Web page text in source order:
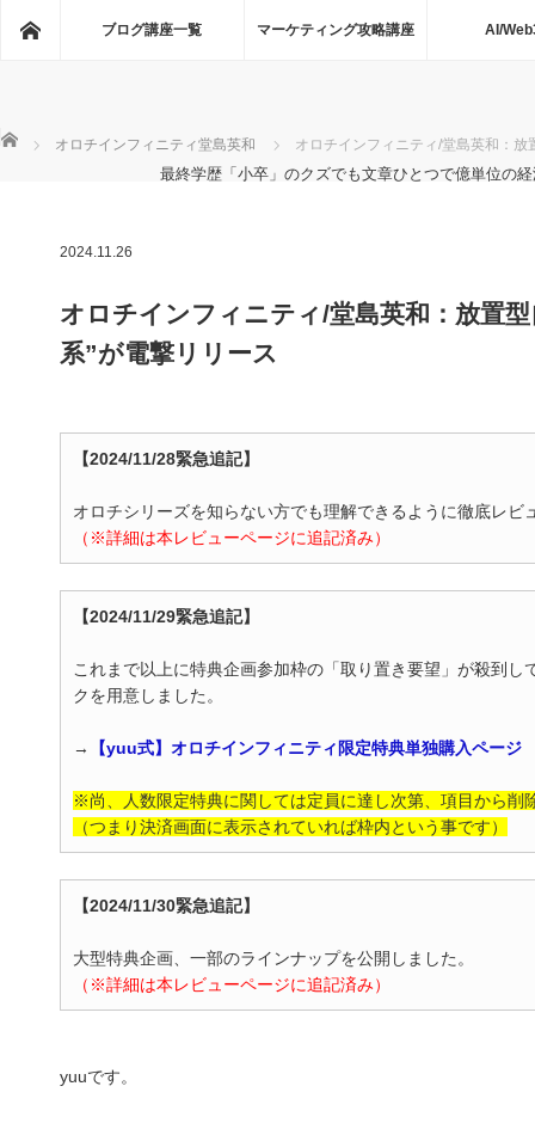
ホームブログ講座一覧 マーケティング攻略講座 AI/
最終学歴「小卒」のクズでも文章ひとつで億単位の
ホーム オロチインフィニティ堂島英和 オロチインフィニティ/堂島英和：放
2024.11.26
オロチインフィニティ/堂島英和：放置
系”が電撃リリース
【2024/11/28緊急追記】
オロチシリーズを知らない方でも理解できるように徹底レビ
（※詳細は本レビューページに追記済み）
【2024/11/29緊急追記】
これまで以上に特典企画参加枠の「取り置き要望」が殺到
クを用意しました。
→ 【yuu式】オロチインフィニティ限定特典単独購入ページ
※尚、人数限定特典に関しては定員に達し次第、項目から削
（つまり決済画面に表示されていれば枠内という事です）
【2024/11/30緊急追記】
大型特典企画、一部のラインナップを公開しました。
（※詳細は本レビューページに追記済み）
yuuです。